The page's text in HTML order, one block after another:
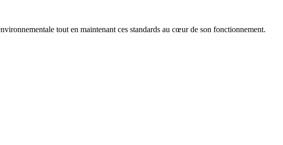
tout en maintenant ces standards au cœur de son fonctionnement.